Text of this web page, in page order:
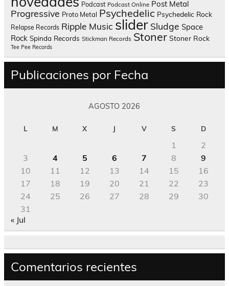
Podcast Podcast Online Post Metal
Progressive Proto Metal Psychedelic Psychedelic Rock
Relapse Records Ripple Music slider Sludge Space
Rock Spinda Records Stickman Records Stoner Stoner Rock
Tee Pee Records
Publicaciones por Fecha
AGOSTO 2026
L M X J V S D
1
2
3
4 5 6 7 8
9
10
11 12 13 14 15
16
17
18 19 20 21 22
23
24
25 26 27 28 29
30
31
« Jul
Comentarios recientes